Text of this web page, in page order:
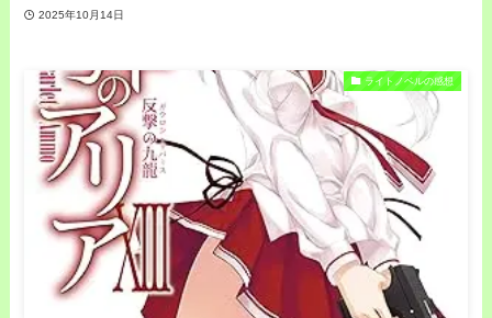
2025年10月14日
ライトノベルの感想